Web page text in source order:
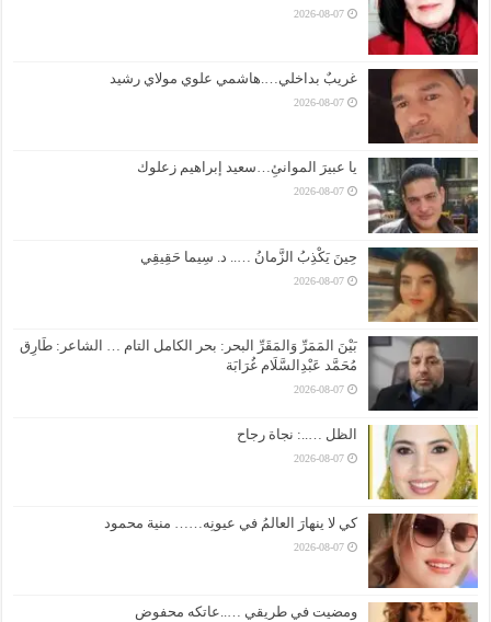
2026-08-07
غريبٌ بداخلي….هاشمي علوي مولاي رشيد
2026-08-07
يا عبيرَ الموانئِ…سعيد إبراهيم زعلوك
2026-08-07
حِينَ يَكْذِبُ الزَّمانُ ….. د. سِيما حَقِيقِي
2026-08-07
بَيْنَ المَمَرِّ وَالمَقَرِّ البحر: بحر الكامل التام … الشاعر: طَارِق
مُحَمَّد عَبْدِالسَّلَام غُرَابَة
2026-08-07
الظل …..: نجاة رجاح
2026-08-07
كي لا ينهارَ العالمُ في عيونِه…… منية محمود
2026-08-07
ومضيت في طريقي …..عاتكه محفوض